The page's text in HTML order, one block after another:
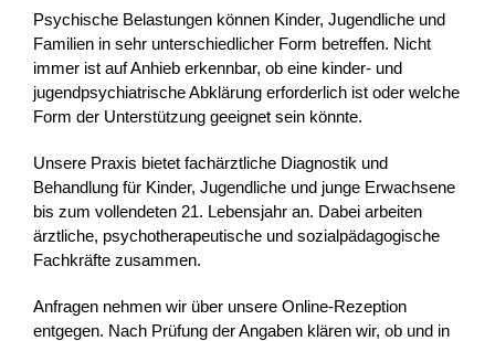
Psychische Belastungen können Kinder, Jugendliche und
Familien in sehr unterschiedlicher Form betreffen. Nicht
immer ist auf Anhieb erkennbar, ob eine kinder- und
jugendpsychiatrische Abklärung erforderlich ist oder welche
Form der Unterstützung geeignet sein könnte.
Unsere Praxis bietet fachärztliche Diagnostik und
Behandlung für Kinder, Jugendliche und junge Erwachsene
bis zum vollendeten 21. Lebensjahr an. Dabei arbeiten
ärztliche, psychotherapeutische und sozialpädagogische
Fachkräfte zusammen.
Anfragen nehmen wir über unsere Online-Rezeption
entgegen. Nach Prüfung der Angaben klären wir, ob und in